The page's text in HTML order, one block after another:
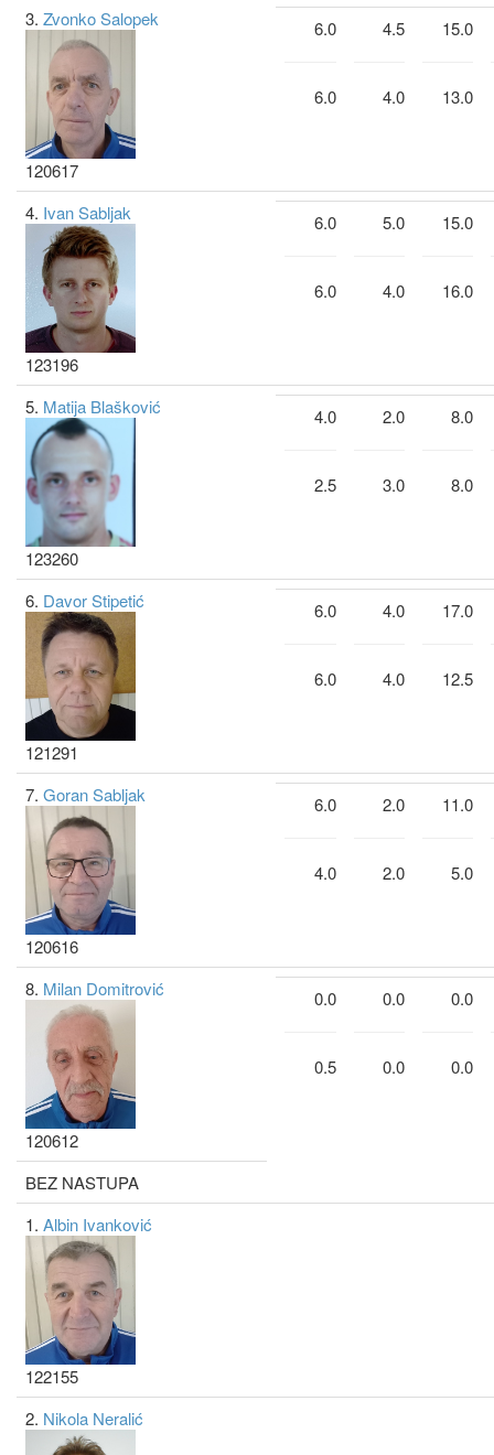
3. Zvonko Salopek
120617
6.0
6.0
4.5
4.0
15.0
13.0
4. Ivan Sabljak
123196
6.0
6.0
5.0
4.0
15.0
16.0
5. Matija Blašković
123260
4.0
2.5
2.0
3.0
8.0
8.0
6. Davor Stipetić
121291
6.0
6.0
4.0
4.0
17.0
12.5
7. Goran Sabljak
120616
6.0
4.0
2.0
2.0
11.0
5.0
8. Milan Domitrović
120612
0.0
0.5
0.0
0.0
0.0
0.0
BEZ NASTUPA
1. Albin Ivanković
122155
2. Nikola Neralić